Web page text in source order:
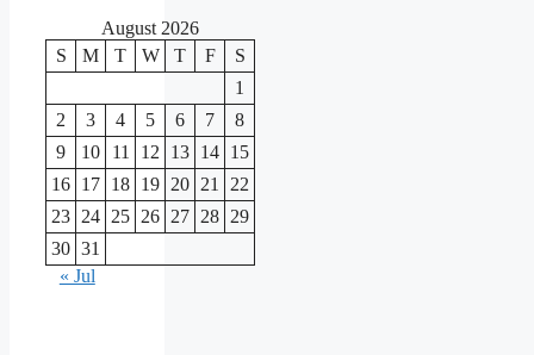
August 2026
S
M T W T F
S
1
2
3 4 5 6 7
8
9
10 11 12 13 14 15
16 17 18 19 20 21 22
23 24 25 26 27 28 29
30 31
« Jul